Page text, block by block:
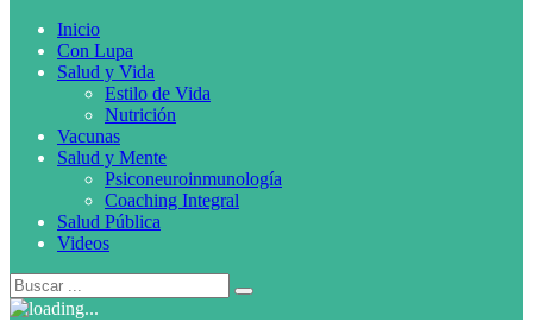
Inicio
Con Lupa
Salud y Vida
Estilo de Vida
Nutrición
Vacunas
Salud y Mente
Psiconeuroinmunología
Coaching Integral
Salud Pública
Videos